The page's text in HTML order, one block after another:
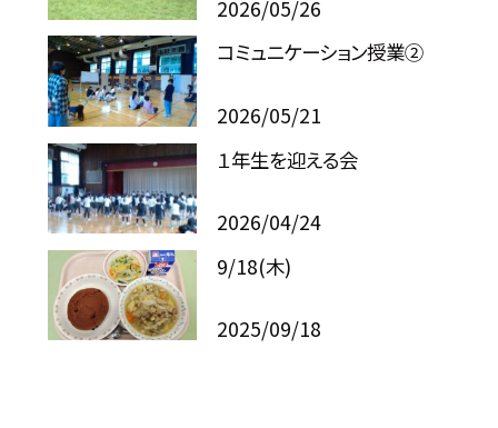
2026/05/26
コミュニケーション授業②
2026/05/21
１年生を迎える会
2026/04/24
9/18(木)
2025/09/18